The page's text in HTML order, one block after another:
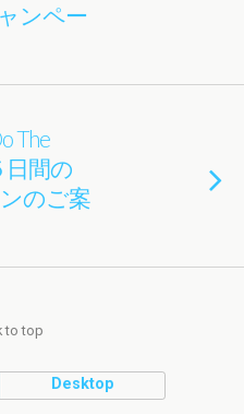
ンペー
The
日間の
のご案
to top
Desktop